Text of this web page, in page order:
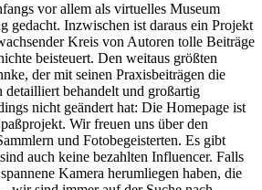
vor allem als virtuelles Museum
gedacht. Inzwischen ist daraus ein Projekt
Kreis von Autoren tolle Beiträge
beisteuert. Den weitaus größten
der mit seinen Praxisbeiträgen die
detailliert behandelt und großartig
nicht geändert hat: Die Homepage ist
Wir freuen uns über den
und Fotobegeisterten. Es gibt
auch keine bezahlten Influencer. Falls
Kamera herumliegen haben, die